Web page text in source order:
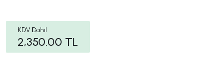
KDV Dahil
2,350.00 TL